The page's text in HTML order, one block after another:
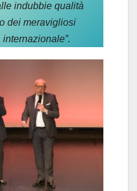
indubbie qualità
dei meravigliosi